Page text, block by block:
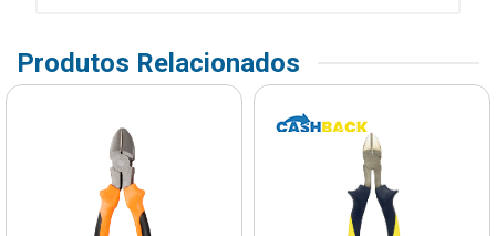
Produtos Relacionados